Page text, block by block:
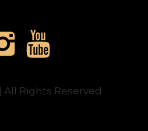
All Rights Reserved